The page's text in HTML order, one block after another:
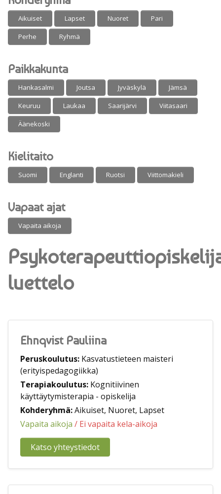
luettelo
Ehnqvist Pauliina
Peruskoulutus: Kasvatustieteen maisteri
(erityispedagogiikka)
Terapiakoulutus: Kognitiivinen
käyttäytymisterapia - opiskelija
Kohderyhmä:Aikuiset, Nuoret, Lapset
Vapaita aikoja / Ei vapaita kela-aikoja
Katso yhteystiedot
Aikuiset Lapset Nuoret Pari
Perhe Ryhmä
Paikkakunta
Hankasalmi Joutsa Jyväskylä Jämsä
Keuruu Laukaa Saarijärvi Viitasaari
Äänekoski
Kielitaito
Suomi Englanti Ruotsi Viittomakieli
Vapaat ajat
Vapaita aikoja